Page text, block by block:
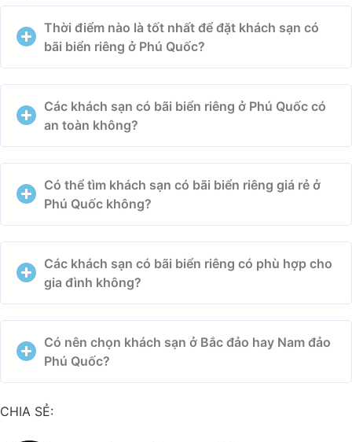
Thời điểm nào là tốt nhất để đặt khách sạn có
bãi biển riêng ở Phú Quốc?
Các khách sạn có bãi biển riêng ở Phú Quốc có
an toàn không?
Có thể tìm khách sạn có bãi biển riêng giá rẻ ở
Phú Quốc không?
Các khách sạn có bãi biển riêng có phù hợp cho
gia đình không?
Có nên chọn khách sạn ở Bắc đảo hay Nam đảo
Phú Quốc?
CHIA SẺ: